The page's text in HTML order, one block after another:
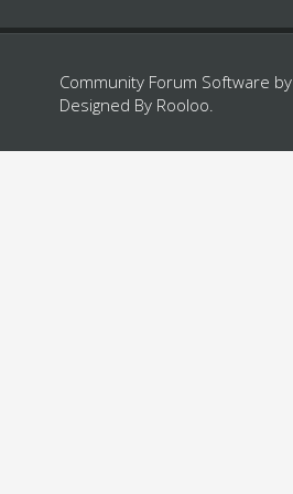
Community Forum Software by
Designed By Rooloo.